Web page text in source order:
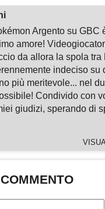
Argento su GBC
amore!
da allora la spola tra
indeciso su
più meritevole... nel
Condivido con
giudizi, sperando di